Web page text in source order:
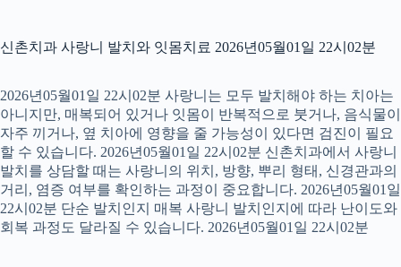
신촌치과 사랑니 발치와 잇몸치료 2026년05월01일 22시02분
2026년05월01일 22시02분 사랑니는 모두 발치해야 하는 치아는
아니지만, 매복되어 있거나 잇몸이 반복적으로 붓거나, 음식물이
자주 끼거나, 옆 치아에 영향을 줄 가능성이 있다면 검진이 필요
할 수 있습니다. 2026년05월01일 22시02분 신촌치과에서 사랑니
발치를 상담할 때는 사랑니의 위치, 방향, 뿌리 형태, 신경관과의
거리, 염증 여부를 확인하는 과정이 중요합니다. 2026년05월01일
22시02분 단순 발치인지 매복 사랑니 발치인지에 따라 난이도와
회복 과정도 달라질 수 있습니다. 2026년05월01일 22시02분